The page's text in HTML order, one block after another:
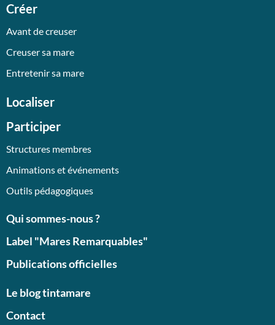
Créer
Avant de creuser
Creuser sa mare
Entretenir sa mare
Localiser
Participer
Structures membres
Animations et événements
Outils pédagogiques
Qui sommes-nous ?
Label "Mares Remarquables"
Publications officielles
Le blog tintamare
Contact